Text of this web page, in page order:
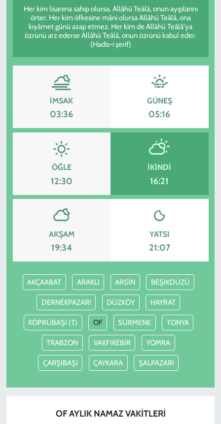
Her kim lisanına sahip olursa, Allâhü Teâlâ, onun ayıplarını
örter. Her kim öfkesine mâni olursa Allâhü Teâlâ, ona
kıyâmet günü azap etmez. Her kim de Allâhü Teâlâ'ya
özrünü arz ederse Allâhü Teâlâ, onun özrünü kabul eder.
(Hadis-i şerif)
İMSAK
03:36
GÜNEŞ
05:16
ÖĞLE
12:30
İKINDI
16:21
AKŞAM
19:34
YATSI
21:07
AKÇAABAT ARAKLI ARSİN BEŞİKDÜZÜ
DERNEKPAZARI DÜZKÖY HAYRAT
KÖPRÜBAŞI (T) OF SÜRMENE TONYA
TRABZON VAKFIKEBİR YOMRA
ÇARŞIBAŞI ÇAYKARA ŞALPAZARI
OF AYLIK NAMAZ VAKITLERI
TEKNOLOJİ